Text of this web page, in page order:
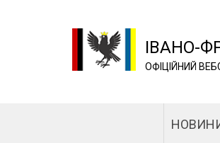
ІВАНО-
ОФІЦІЙНИЙ